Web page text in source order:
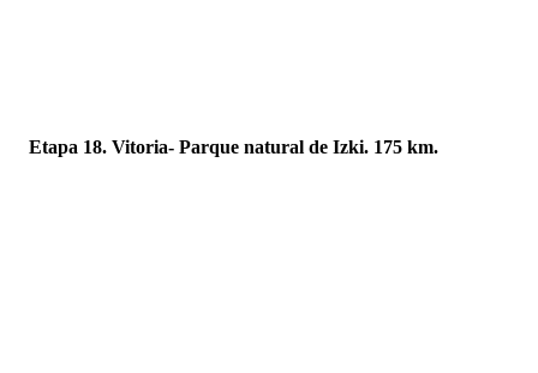
Etapa 18. Vitoria- Parque natural de Izki. 175 km.